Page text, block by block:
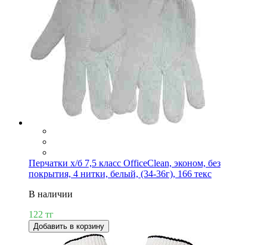
Перчатки х/б 7,5 класс OfficeClean, эконом, без
покрытия, 4 нитки, белый, (34-36г), 166 текс
В наличии
122 тг
Добавить в корзину